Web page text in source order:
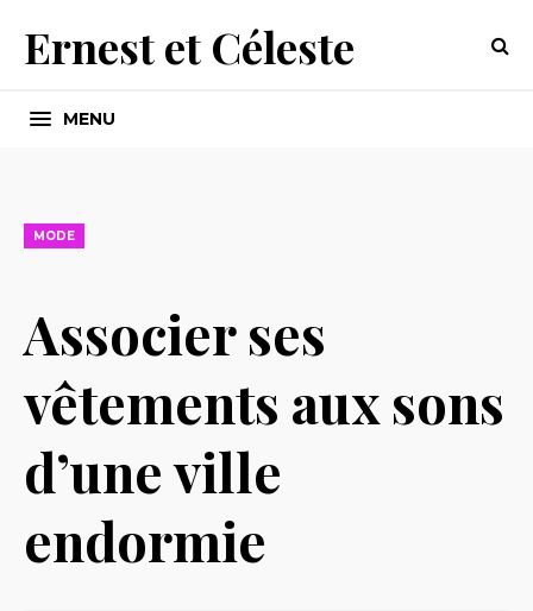
Ernest et Céleste
MENU
MODE
Associer ses
vêtements aux sons
d’une ville
endormie